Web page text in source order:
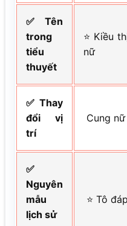
✅ Tên
trong
tiểu
thuyết
⭐ Kiều
nữ
✅ Thay
đổi vị
trí
Cung
✅
Nguyên
mẫu
lịch sử
⭐ Tô